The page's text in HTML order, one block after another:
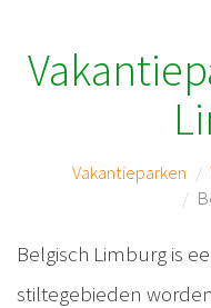
Vakantieparken
Belgisch Limburg is
stiltegebieden